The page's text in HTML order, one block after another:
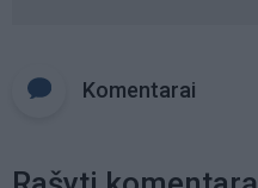
Komentarai